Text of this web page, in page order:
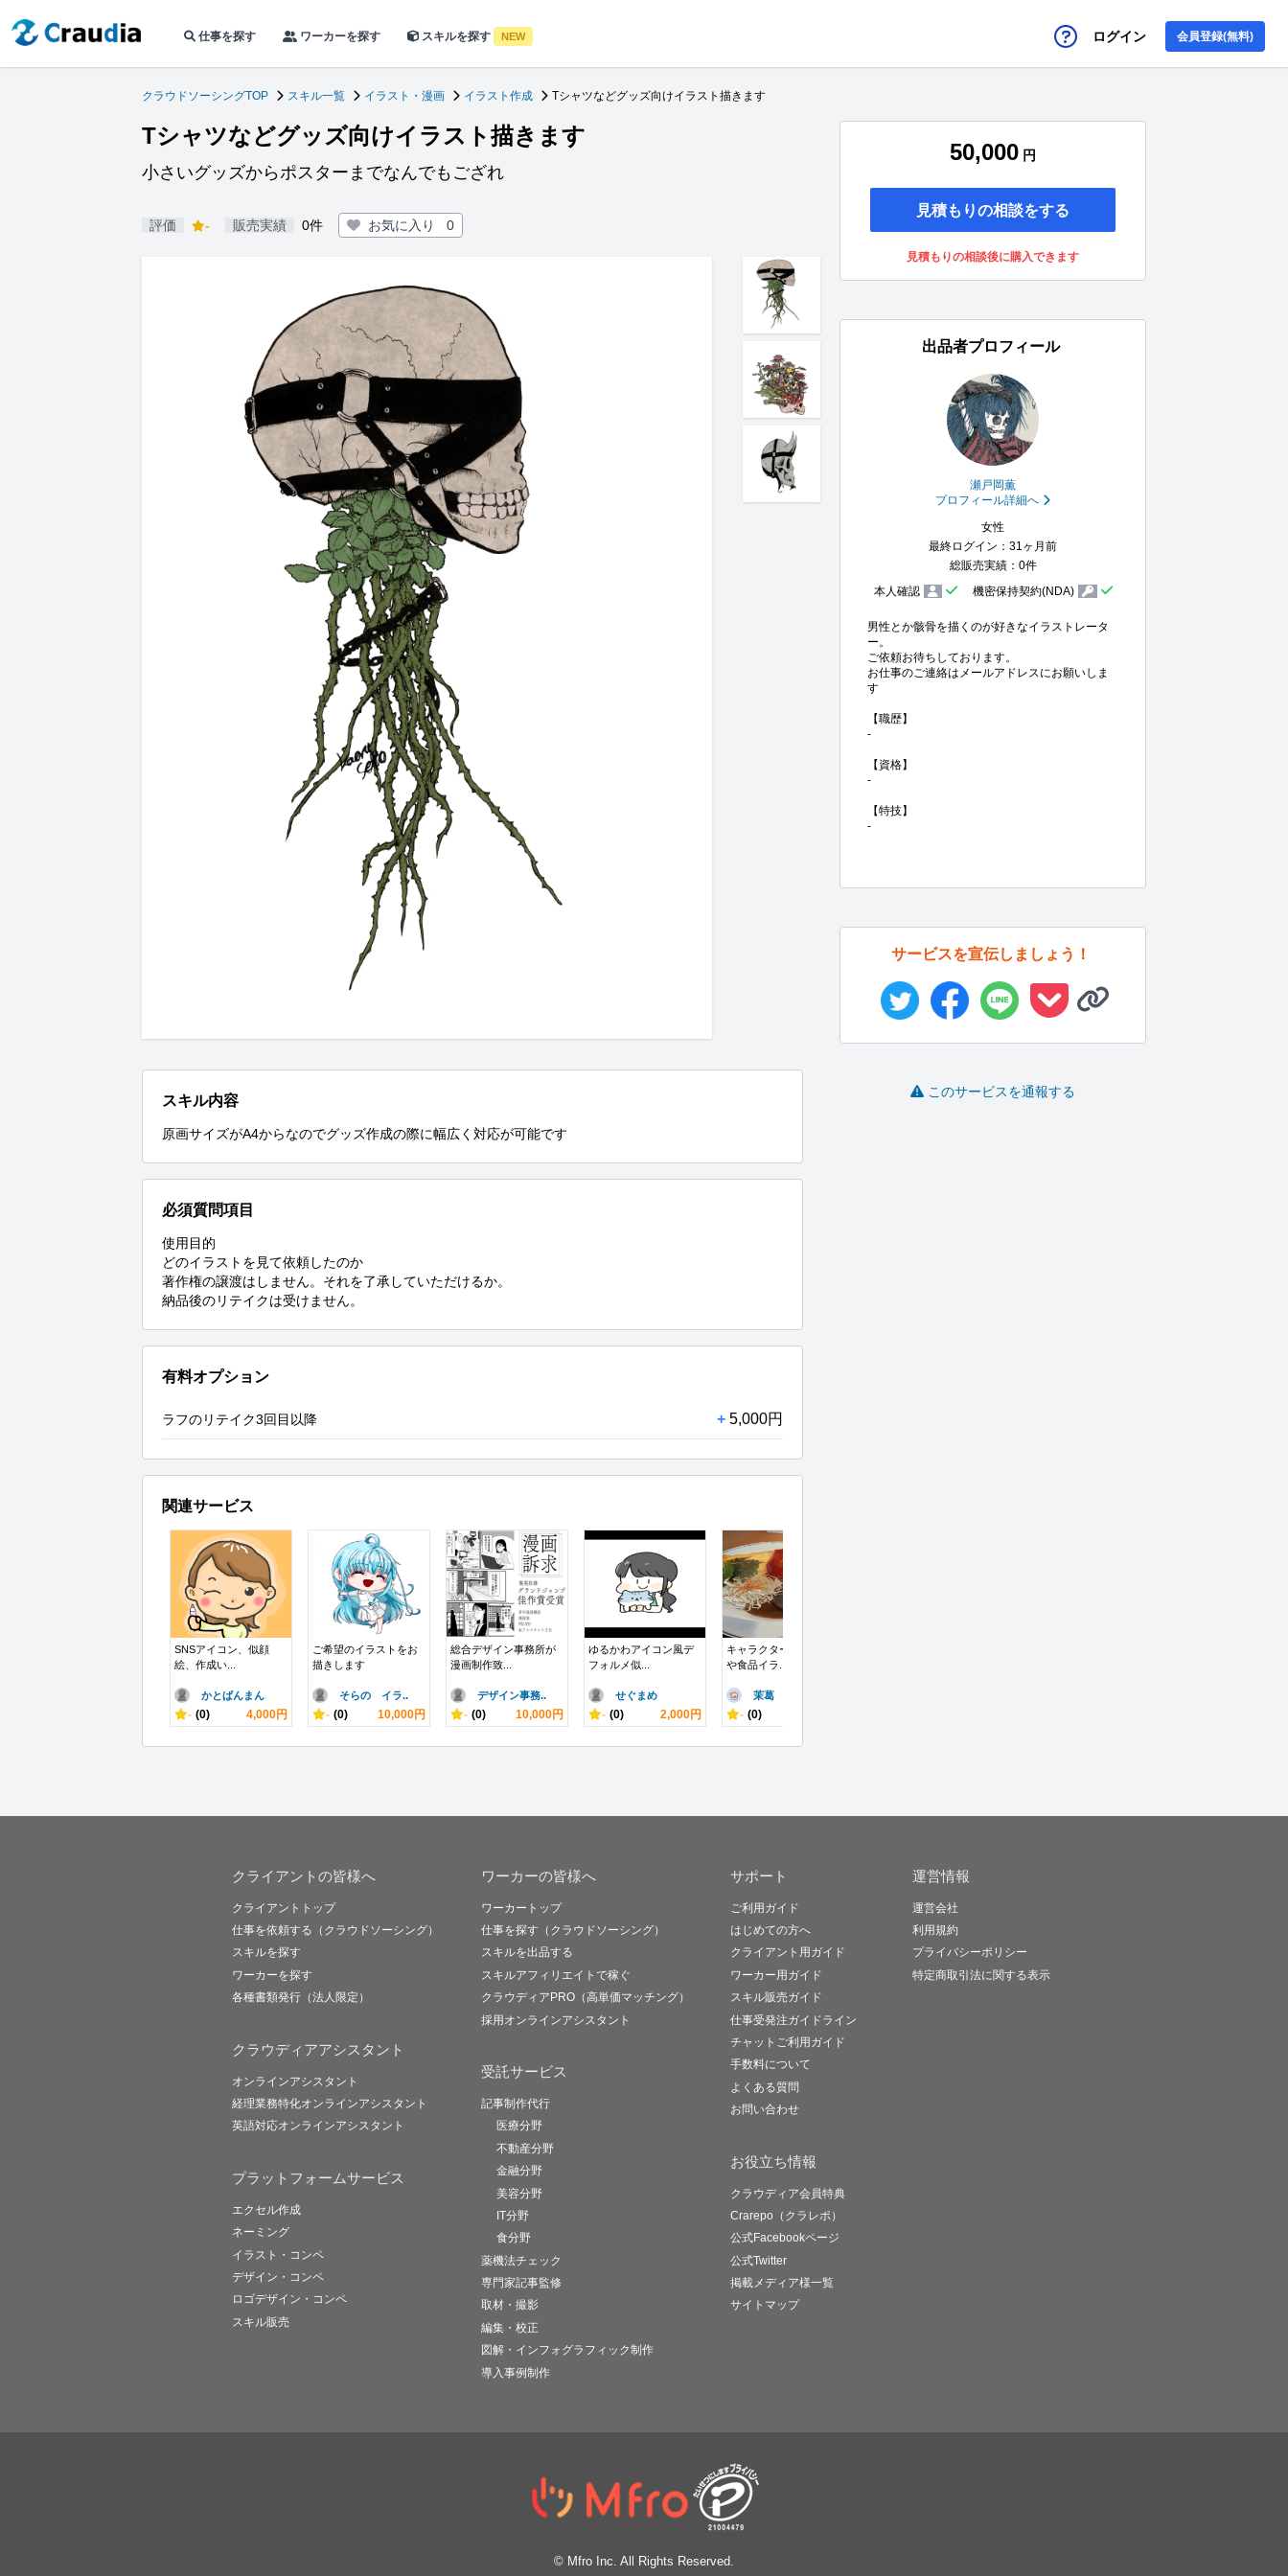
仕事を探す ワーカーを探す スキルを探す NEW ログイン 会員登録(無料)
クラウドソーシングTOP スキル一覧 イラスト・漫画 イラスト作成 Tシャツなどグッズ向けイラスト描きます
Tシャツなどグッズ向けイラスト描きます
小さいグッズからポスターまでなんでもござれ
評価 - 販売実績 0件 お気に入り 0
スキル内容
原画サイズがA4からなのでグッズ作成の際に幅広く対応が可能です
必須質問項目
使用目的
どのイラストを見て依頼したのか
著作権の譲渡はしません。それを了承していただけるか。
納品後のリテイクは受けません。
有料オプション
ラフのリテイク3回目以降 + 5,000円
関連サービス
SNSアイコン、似顔
絵、作成い...
かとぱんまん
- (0) 4,000円
ご希望のイラストをお
描きします
そらの イラ..
- (0) 10,000円
総合デザイン事務所が
漫画制作致...
デザイン事務..
- (0) 10,000円
ゆるかわアイコン風デ
フォルメ似...
せぐまめ
- (0) 2,000円
キャラクターイラスト
や食品イラ...
茉葛
- (0)
50,000 円
見積もりの相談をする
見積もりの相談後に購入できます
出品者プロフィール
瀬戸岡薫
プロフィール詳細へ
女性
最終ログイン：31ヶ月前
総販売実績：0件
本人確認
機密保持契約(NDA)
男性とか骸骨を描くのが好きなイラストレータ
ー。
ご依頼お待ちしております。
お仕事のご連絡はメールアドレスにお願いしま
す
【職歴】
-
【資格】
-
【特技】
-
サービスを宣伝しましょう！
このサービスを通報する
クライアントの皆様へ
クライアントトップ
仕事を依頼する（クラウドソーシング）
スキルを探す
ワーカーを探す
各種書類発行（法人限定）
クラウディアアシスタント
オンラインアシスタント
経理業務特化オンラインアシスタント
英語対応オンラインアシスタント
プラットフォームサービス
エクセル作成
ネーミング
イラスト・コンペ
デザイン・コンペ
ロゴデザイン・コンペ
スキル販売
ワーカーの皆様へ
ワーカートップ
仕事を探す（クラウドソーシング）
スキルを出品する
スキルアフィリエイトで稼ぐ
クラウディアPRO（高単価マッチング）
採用オンラインアシスタント
受託サービス
記事制作代行
医療分野
不動産分野
金融分野
美容分野
IT分野
食分野
薬機法チェック
専門家記事監修
取材・撮影
編集・校正
図解・インフォグラフィック制作
導入事例制作
サポート
ご利用ガイド
はじめての方へ
クライアント用ガイド
ワーカー用ガイド
スキル販売ガイド
仕事受発注ガイドライン
チャットご利用ガイド
手数料について
よくある質問
お問い合わせ
お役立ち情報
クラウディア会員特典
Crarepo（クラレポ）
公式Facebookページ
公式Twitter
掲載メディア様一覧
サイトマップ
運営情報
運営会社
利用規約
プライバシーポリシー
特定商取引法に関する表示
© Mfro Inc. All Rights Reserved.